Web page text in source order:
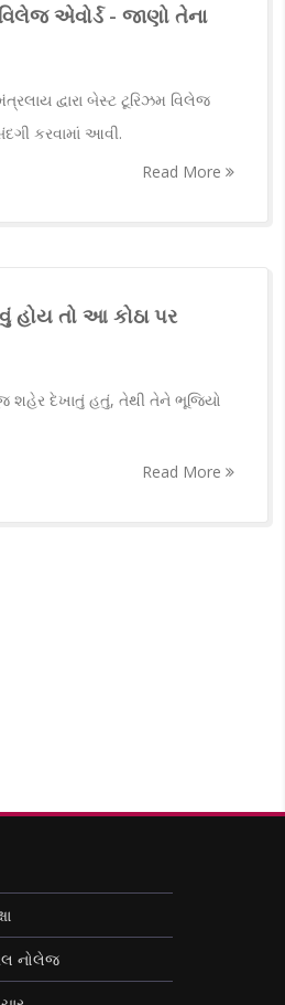
એવોર્ડ - જાણો તેના
દ્વારા બેસ્ટ ટૂરિઝમ વિલેજ
કરવામાં આવી.
Read More
તો આ કોઠા પર
દેખાતું હતું, તેથી તેને ભૂજિયો
Read More
નોલેજ